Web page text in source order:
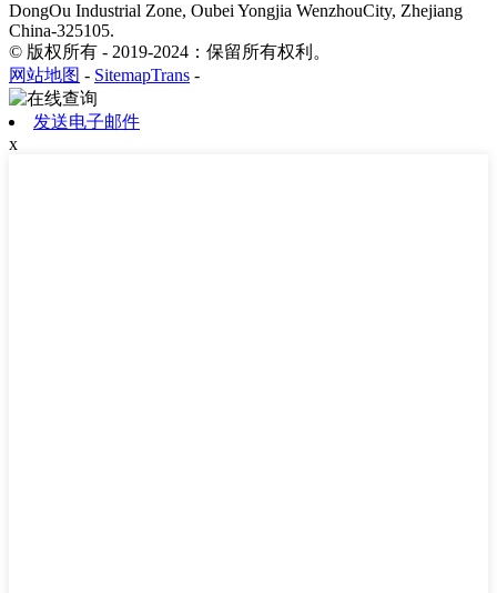
DongOu Industrial Zone, Oubei Yongjia WenzhouCity, Zhejiang
China-325105.
© 版权所有 - 2019-2024：保留所有权利。
网站地图 - SitemapTrans -
发送电子邮件
x